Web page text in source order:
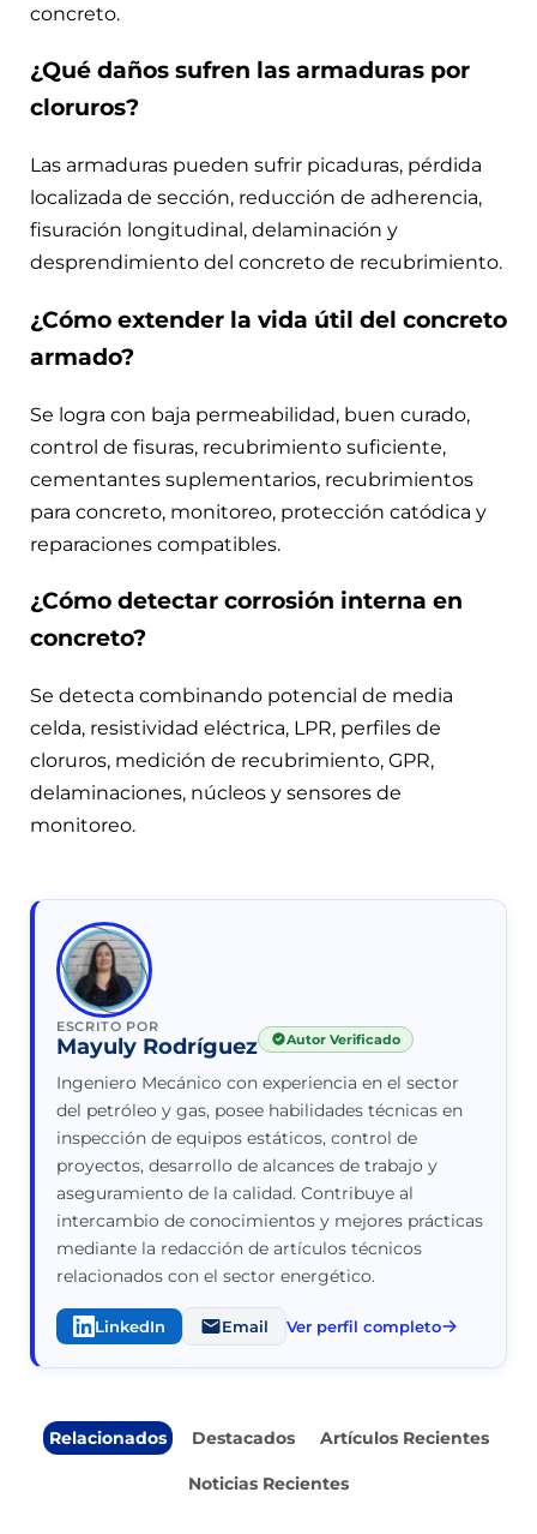
concreto.
¿Qué daños sufren las armaduras por
cloruros?
Las armaduras pueden sufrir picaduras, pérdida
localizada de sección, reducción de adherencia,
fisuración longitudinal, delaminación y
desprendimiento del concreto de recubrimiento.
¿Cómo extender la vida útil del concreto
armado?
Se logra con baja permeabilidad, buen curado,
control de fisuras, recubrimiento suficiente,
cementantes suplementarios, recubrimientos
para concreto, monitoreo, protección catódica y
reparaciones compatibles.
¿Cómo detectar corrosión interna en
concreto?
Se detecta combinando potencial de media
celda, resistividad eléctrica, LPR, perfiles de
cloruros, medición de recubrimiento, GPR,
delaminaciones, núcleos y sensores de
monitoreo.
ESCRITO POR
Mayuly Rodríguez Autor Verificado
Ingeniero Mecánico con experiencia en el sector
del petróleo y gas, posee habilidades técnicas en
inspección de equipos estáticos, control de
proyectos, desarrollo de alcances de trabajo y
aseguramiento de la calidad. Contribuye al
intercambio de conocimientos y mejores prácticas
mediante la redacción de artículos técnicos
relacionados con el sector energético.
LinkedIn Email Ver perfil completo
Relacionados Destacados Artículos Recientes
Noticias Recientes